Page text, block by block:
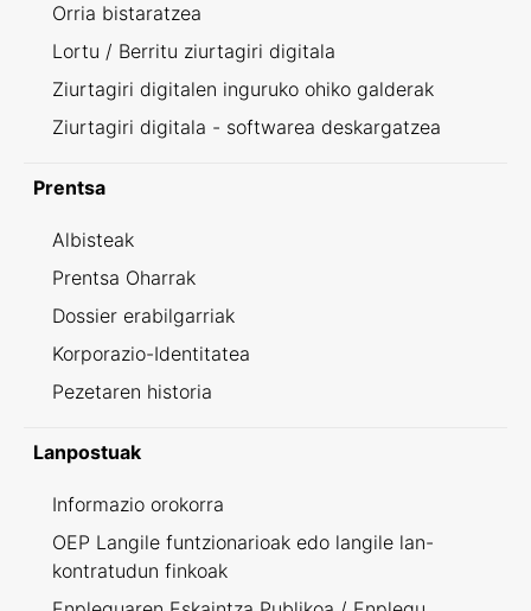
Orria bistaratzea
Lortu / Berritu ziurtagiri digitala
Ziurtagiri digitalen inguruko ohiko galderak
Ziurtagiri digitala - softwarea deskargatzea
Prentsa
Albisteak
Prentsa Oharrak
Dossier erabilgarriak
Korporazio-Identitatea
Pezetaren historia
Lanpostuak
Informazio orokorra
OEP Langile funtzionarioak edo langile lan-
kontratudun finkoak